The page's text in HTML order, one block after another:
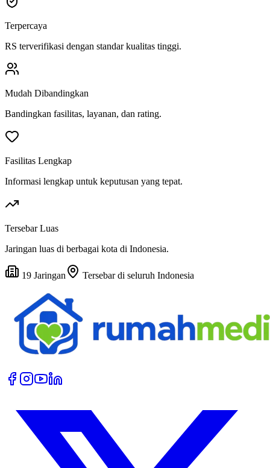
Terpercaya
RS terverifikasi dengan standar kualitas tinggi.
Mudah Dibandingkan
Bandingkan fasilitas, layanan, dan rating.
Fasilitas Lengkap
Informasi lengkap untuk keputusan yang tepat.
Tersebar Luas
Jaringan luas di berbagai kota di Indonesia.
19 Jaringan Tersebar di seluruh Indonesia